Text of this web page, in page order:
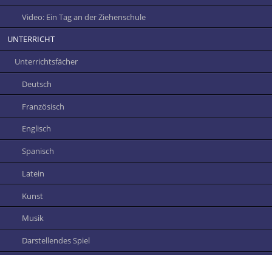
Video: Ein Tag an der Ziehenschule
UNTERRICHT
Unterrichtsfächer
Deutsch
Französisch
Englisch
Spanisch
Latein
Kunst
Musik
Darstellendes Spiel